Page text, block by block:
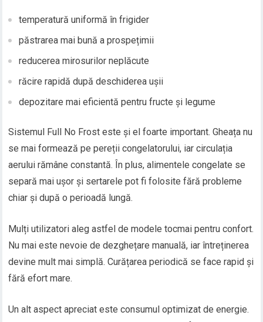
temperatură uniformă în frigider
păstrarea mai bună a prospețimii
reducerea mirosurilor neplăcute
răcire rapidă după deschiderea ușii
depozitare mai eficientă pentru fructe și legume
Sistemul Full No Frost este și el foarte important. Gheața nu
se mai formează pe pereții congelatorului, iar circulația
aerului rămâne constantă. În plus, alimentele congelate se
separă mai ușor și sertarele pot fi folosite fără probleme
chiar și după o perioadă lungă.
Mulți utilizatori aleg astfel de modele tocmai pentru confort.
Nu mai este nevoie de dezghețare manuală, iar întreținerea
devine mult mai simplă. Curățarea periodică se face rapid și
fără efort mare.
Un alt aspect apreciat este consumul optimizat de energie.